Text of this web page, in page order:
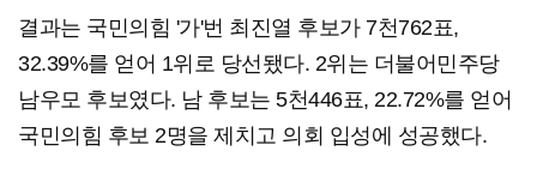
결과는 국민의힘 '가'번 최진열 후보가 7천762표,
32.39%를 얻어 1위로 당선됐다. 2위는 더불어민주당
남우모 후보였다. 남 후보는 5천446표, 22.72%를 얻어
국민의힘 후보 2명을 제치고 의회 입성에 성공했다.